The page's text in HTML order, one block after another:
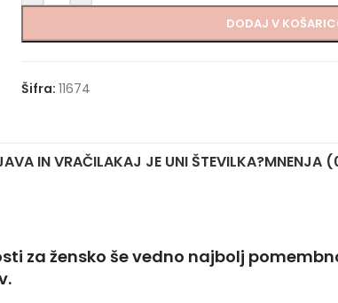
DODAJ V
Šifra: 11674
IN VRAČILAKAJ JE UNI ŠTEVILKA?MNENJA
za žensko še vedno najbolj